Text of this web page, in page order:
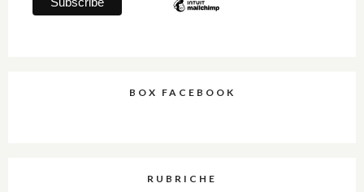
BOX FACEBOOK
RUBRICHE